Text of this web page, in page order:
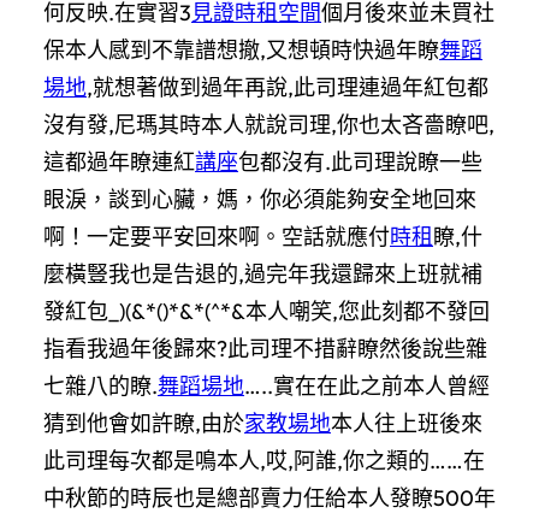
何反映.在實習3見證時租空間個月後來並未買社
保本人感到不靠譜想撤,又想頓時快過年瞭舞蹈
場地,就想著做到過年再說,此司理連過年紅包都
沒有發,尼瑪其時本人就說司理,你也太吝嗇瞭吧,
這都過年瞭連紅講座包都沒有.此司理說瞭一些
眼淚，談到心臟，媽，你必須能夠安全地回來
啊！一定要平安回來啊。空話就應付時租瞭,什
麼橫豎我也是告退的,過完年我還歸來上班就補
發紅包_)(&*()*&*(^*&本人嘲笑,您此刻都不發回
指看我過年後歸來?此司理不措辭瞭然後說些雜
七雜八的瞭.舞蹈場地…..實在在此之前本人曾經
猜到他會如許瞭,由於家教場地本人往上班後來
此司理每次都是鳴本人,哎,阿誰,你之類的……在
中秋節的時辰也是總部賣力任給本人發瞭500年